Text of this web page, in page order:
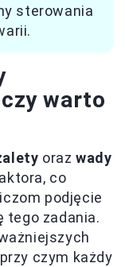
sterowania
warto
orazwady
co
podjęcie
tego zadania.
czym każdy